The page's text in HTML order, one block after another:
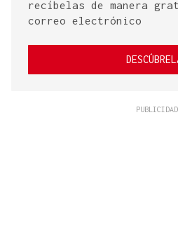
recíbelas de manera
correo electrónico